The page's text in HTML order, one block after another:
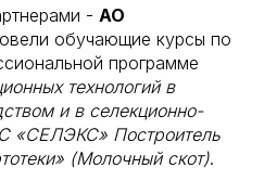
- АО
обучающие курсы по
программе
технологий в
и в селекционно-
«СЕЛЭКС» Построитель
(Молочный скот).